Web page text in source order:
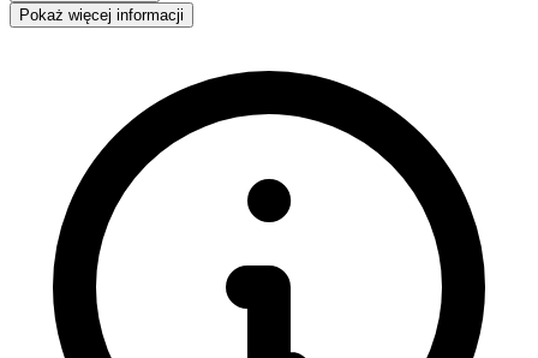
Pokaż więcej informacji